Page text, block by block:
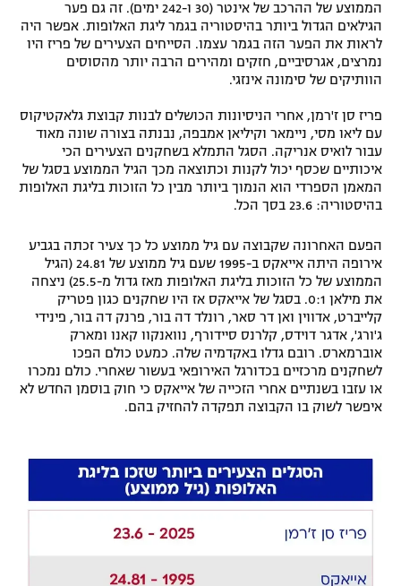
תקנון עבור פעילות ספורט 1 – "מרלן"
גיימינג E-Sports
תנאי שימוש
מדיניות פרטיות
תקנון פעילות ספורט 1
הצטרפות לחבילת הערוצים
לוח דרושים – ג'ובנט
תגיות
המגזין
בייסבול MLB
ספורט אתגרי ואקסטרים
גיימינג E-Sports
הממוצע של ההרכב של אינטר (30 ו-242 ימים). זה גם פער
הגילאים הגדול ביותר בהיסטוריה בגמר ליגת האלופות. אפשר היה
לראות את הפער הזה בגמר עצמו. הסייחים הצעירים של פריז היו
נמרצים, אגרסיביים, חזקים ומהירים הרבה יותר מהסוסים
הוותיקים של סימונה אינזגי.
פריז סן ז'רמן, אחרי הניסיונות הכושלים לבנות קבוצת גלאקטיקוס
עם ליאו מסי, ניימאר וקיליאן אמבפה, נבנתה בצורה שונה מאוד
עבור לואיס אנריקה. הסגל התמלא בשחקנים הצעירים הכי
איכותיים שכסף יכול לקנות וכתוצאה מכך הגיל הממוצע בסגל של
המאמן הספרדי הוא הנמוך ביותר מבין כל הזוכות בליגת האלופות
בהיסטוריה: 23.6 בסך הכל.
הפעם האחרונה שקבוצה עם גיל ממוצע כל כך צעיר זכתה בגביע
אירופה היתה אייאקס ב-1995 שעם גיל ממוצע של 24.81 (הגיל
הממוצע של כל הזוכות בליגת האלופות מאז גדול מ-25.5) ניצחה
את מילאן 0:1. בסגל של אייאקס אז היו שחקנים כגון פטריק
קלייברט, אדווין ואן דר סאר, רונלד דה בור, פרנק דה בור, פינידי
ג'ורג', אדגר דוידס, קלרנס סיידורף, נוואנקוו קאנו ומארק
אוברמארס. רובם גדלו באקדמיה שלה. כמעט כולם הפכו
לשחקנים מרכזיים בכדורגל האירופאי בעשור שאחרי. כולם נמכרו
או עזבו בשנתיים אחרי הזכייה של אייאקס כי חוק בוסמן החדש לא
איפשר לשוק בו הקבוצה תפקדה להחזיק בהם.